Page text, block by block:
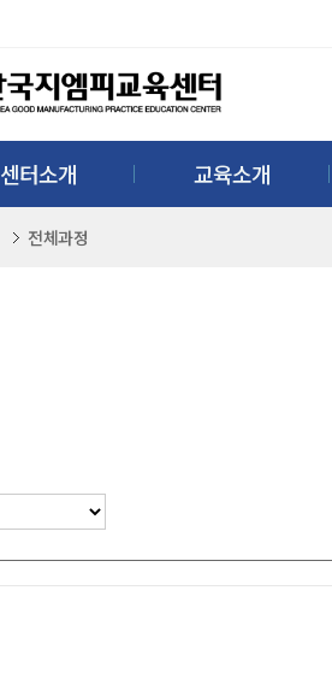
센터소개 교육소개
전체과정